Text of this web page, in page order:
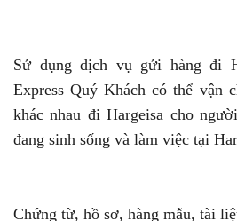
Sử dụng dịch vụ gửi hàng đi
Express Quý Khách có thể vận
khác nhau đi Hargeisa cho
đang sinh sống và làm việc tại
Chứng từ, hồ sơ, hàng mẫu, tài